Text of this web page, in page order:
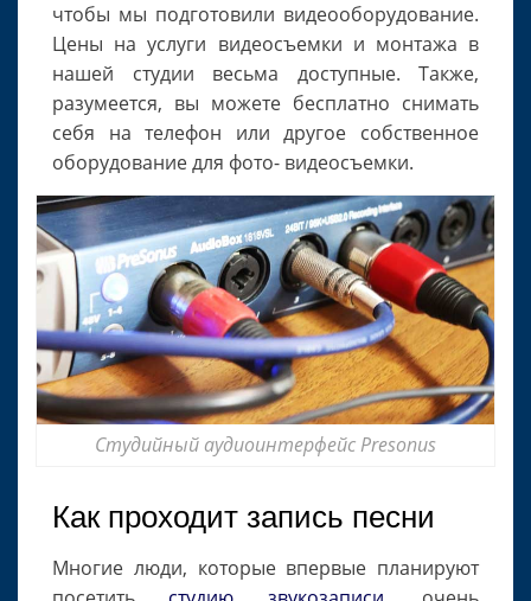
чтобы мы подготовили видеооборудование.
Цены на услуги видеосъемки и монтажа в
нашей студии весьма доступные. Также,
разумеется, вы можете бесплатно снимать
себя на телефон или другое собственное
оборудование для фото- видеосъемки.
Студийный аудиоинтерфейс Presonus
Как проходит запись песни
Многие люди, которые впервые планируют